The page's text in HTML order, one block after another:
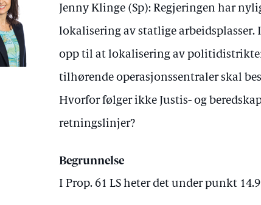
Jenny Klinge (Sp): Regjeringen har
lokalisering av statlige
opp til at lokalisering av
tilhørende operasjonssentraler skal
Hvorfor følger ikke Justis- og
retningslinjer?
Begrunnelse
I Prop. 61 LS heter det under punkt